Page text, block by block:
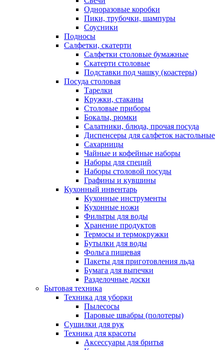
Одноразовые коробки
Пики, трубочки, шампуры
Соусники
Подносы
Салфетки, скатерти
Салфетки столовые бумажные
Скатерти столовые
Подставки под чашку (коастеры)
Посуда столовая
Тарелки
Кружки, стаканы
Столовые приборы
Бокалы, рюмки
Салатники, блюда, прочая посуда
Диспенсеры для салфеток настольные
Сахарницы
Чайные и кофейные наборы
Наборы для специй
Наборы столовой посуды
Графины и кувшины
Кухонный инвентарь
Кухонные инструменты
Кухонные ножи
Фильтры для воды
Хранение продуктов
Термосы и термокружки
Бутылки для воды
Фольга пищевая
Пакеты для приготовления льда
Бумага для выпечки
Разделочные доски
Бытовая техника
Техника для уборки
Пылесосы
Паровые швабры (полотеры)
Сушилки для рук
Техника для красоты
Аксессуары для бритья